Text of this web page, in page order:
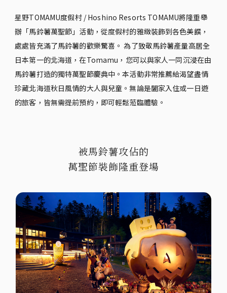
星野TOMAMU度假村 / Hoshino Resorts TOMAMU將隆重舉
辦「馬鈴薯萬聖節」活動，從度假村的雅緻裝飾到各色美饌，
處處皆充滿了馬鈴薯的歡樂驚喜。 為了致敬馬鈴薯產量高居全
日本第一的北海道，在Tomamu，您可以與家人一同沉浸在由
馬鈴薯打造的獨特萬聖節慶典中。本活動非常推薦給渴望盡情
珍藏北海道秋日風情的大人與兒童。無論是闔家入住或一日遊
的旅客，皆無需提前預約，即可輕鬆蒞臨體驗。
被馬鈴薯攻佔的
萬聖節裝飾隆重登場